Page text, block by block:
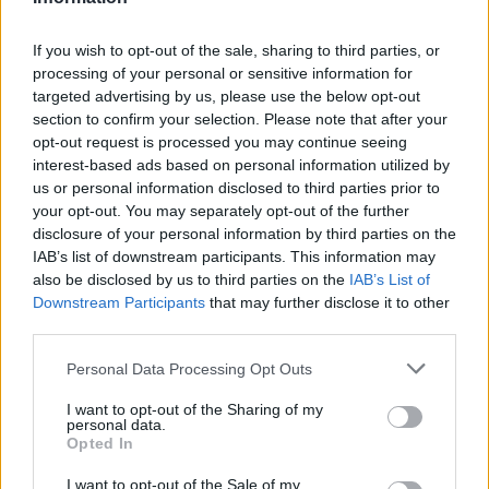
If you wish to opt-out of the sale, sharing to third parties, or
processing of your personal or sensitive information for
targeted advertising by us, please use the below opt-out
section to confirm your selection. Please note that after your
opt-out request is processed you may continue seeing
interest-based ads based on personal information utilized by
us or personal information disclosed to third parties prior to
your opt-out. You may separately opt-out of the further
disclosure of your personal information by third parties on the
IAB’s list of downstream participants. This information may
also be disclosed by us to third parties on the IAB’s List of
Downstream Participants that may further disclose it to other
Personal Data Processing Opt Outs
I want to opt-out of the Sharing of my
personal data.
Opted In
I want to opt-out of the Sale of my
Λαγουτάρης σημειώνει ότι, για να αποκτήσει
αξιοπιστία το μητρώο, θα πρέπει ουσιαστικά να
δημιουργηθεί εκ νέου από την αρχή.
Επειδή όλα τα παραπάνω δεν αφορούν μόνο την
περίπτωση της Λέσβου αλλά ολόκληρη τη χώρα,
φαίνεται πως το Υπουργείο Αγροτικής Ανάπτυξης
προσανατολίζεται στην ενημέρωση του
Ελαιοκομικού Μητρώου μέσα από τη διασύνδεσή
του με το ΟΣΔΕ. Αυτή θα ήταν μια πραγματικά
Οι τελευταίες δημοσιογραφικές πληροφορίες
θέλουν το ΟΣΔΕ του 2026 να κάνει δειλά-δειλά το
ξεκίνημά του προς τα τέλη Ιουνίου.